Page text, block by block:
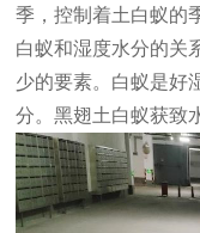
季，控制着土白蚁的
白蚁和湿度水分的关
少的要素。白蚁是好
分。黑翅土白蚁获致